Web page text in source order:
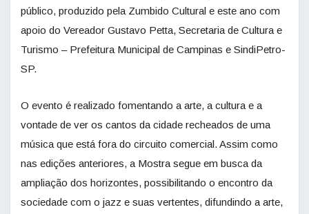
público, produzido pela Zumbido Cultural e este ano com
apoio do Vereador Gustavo Petta, Secretaria de Cultura e
Turismo – Prefeitura Municipal de Campinas e SindiPetro-
SP.
O evento é realizado fomentando a arte, a cultura e a
vontade de ver os cantos da cidade recheados de uma
música que está fora do circuito comercial. Assim como
nas edições anteriores, a Mostra segue em busca da
ampliação dos horizontes, possibilitando o encontro da
sociedade com o jazz e suas vertentes, difundindo a arte,